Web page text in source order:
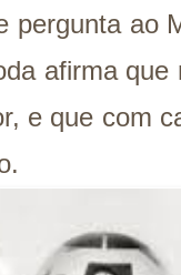
pergunta ao
afirma
e que com